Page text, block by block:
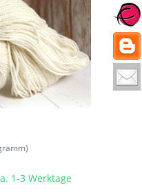
1-3 Werktage